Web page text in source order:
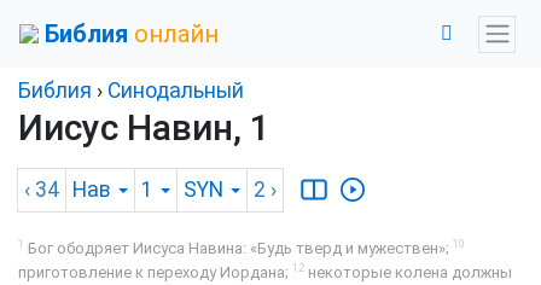
Библия онлайн
Библия › Синодальный
Иисус Навин, 1
‹ 34 Нав 1 SYN 2 ›
1 Бог ободряет Иисуса Навина: «Будь тверд и мужествен»; 10
приготовление к переходу Иордана; 12 некоторые колена должны